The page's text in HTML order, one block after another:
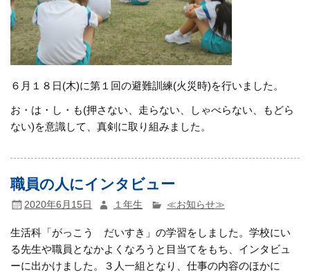
６月１８日(木)に第１回の避難訓練(火災時)を行いました。
お・は・し・も(押さない、走らない、しゃべらない、もどら
ない)を意識して、真剣に取り組みました。
職員の人にインタビュー
2020年6月15日 １年生 ≪お知らせ≫
生活科「がっこう だいすき」の学習をしました。学校にい
る先生や職員となかよくなろうと目当てをもち、インタビュ
ーに出かけました。３人一組となり、仕事の内容のほかに